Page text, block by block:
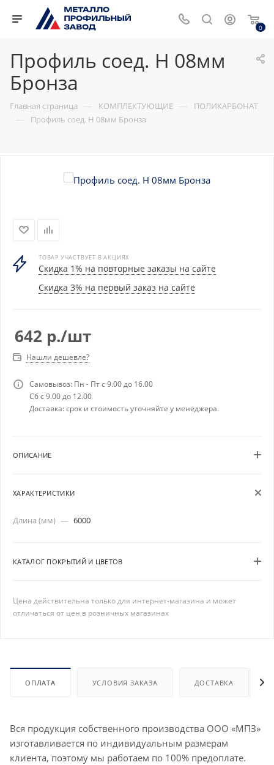
0
Профиль соед. Н 08мм
Бронза
Главная страница — КОМПЛЕКТУЮЩИЕ — ПОЛИКАРБОНАТ
— Профиль соед. Н 08мм Бронза
ТОВАР УЧАСТВУЕТ В АКЦИЯХ
Скидка 1% на повторные заказы на сайте
Скидка 3% на первый заказ на сайте
642 р./шт
Нашли дешевле?
Самовывоз: Пн - Пт с 9.00 до 16.00
Сб с 9.00 до 12.00
Доставка: срок и стоимость уточняйте у менеджера.
ОПИСАНИЕ
ХАРАКТЕРИСТИКИ
Длина (мм) — 6000
КАТАЛОГ ПОКРЫТИЙ И ЦВЕТОВ
Цена действительна только для интернет-магазина и может
отличаться от цен в розничных магазинах
ОПЛАТА УСЛОВИЯ ЗАКАЗА ДОСТАВКА
Вся продукция собственного производства ООО «МПЗ»
изготавливается по индивидуальным размерам
клиента, поэтому мы работаем по 100% предоплате.